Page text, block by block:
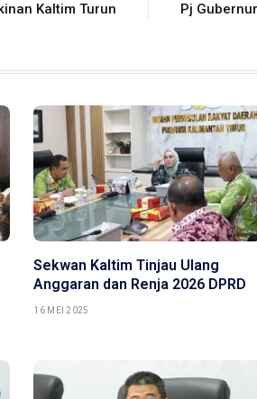
Kaltim Turun
Pj
Sekwan Kaltim Tinjau Ulang
Anggaran dan Renja 2026 DPRD
16 MEI 2025